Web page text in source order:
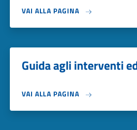
VAI ALLA PAGINA
Guida agli interventi
VAI ALLA PAGINA